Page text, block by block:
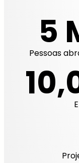
5
Pessoas